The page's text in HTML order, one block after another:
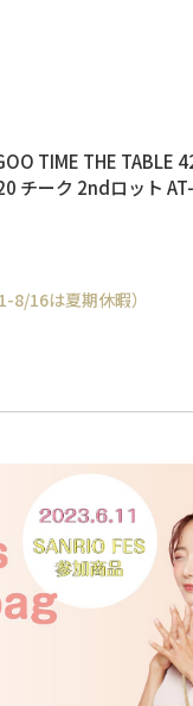
TIME THE TABLE
チーク 2ndロット
8/16は夏期休暇）